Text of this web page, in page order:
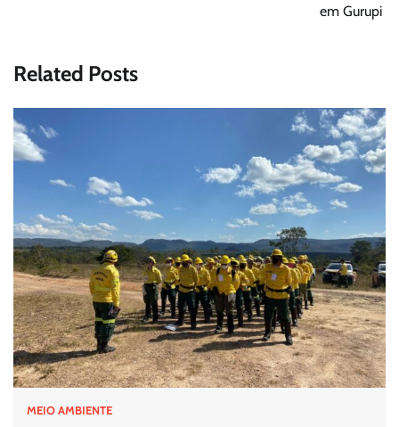
em Gurupi
Related Posts
MEIO AMBIENTE